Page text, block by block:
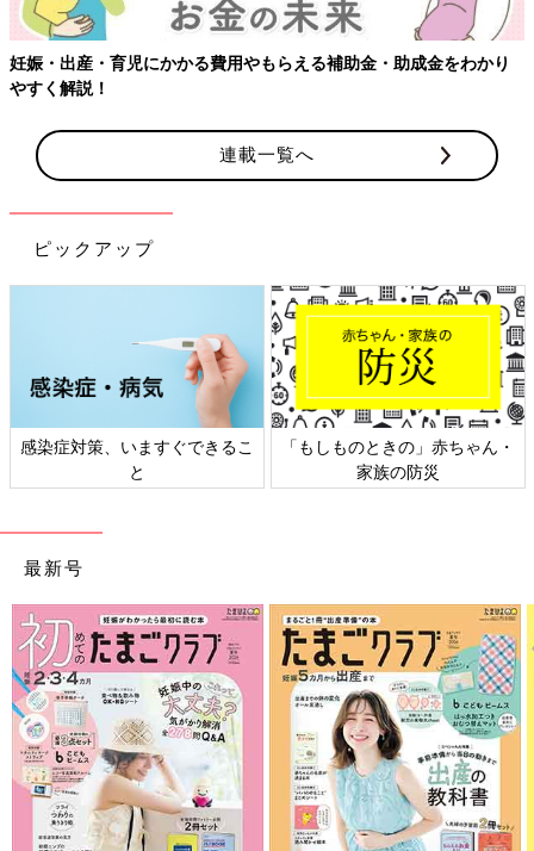
連載一覧へ
ピックアップ
日本外来小児科学会リーフレッ
ト検討会
六星占術 細木かおりさんの人生
相談
最新号